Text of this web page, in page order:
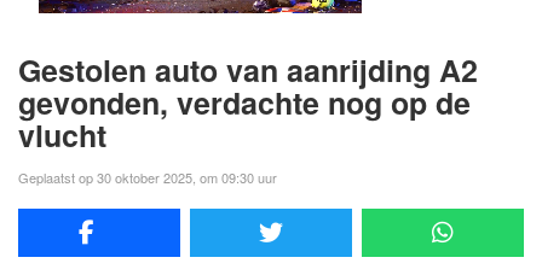
Gestolen auto van aanrijding A2
gevonden, verdachte nog op de
vlucht
Geplaatst op 30 oktober 2025, om 09:30 uur